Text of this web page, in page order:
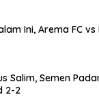
Ini, Arema FC
Salim, Semen
2-2